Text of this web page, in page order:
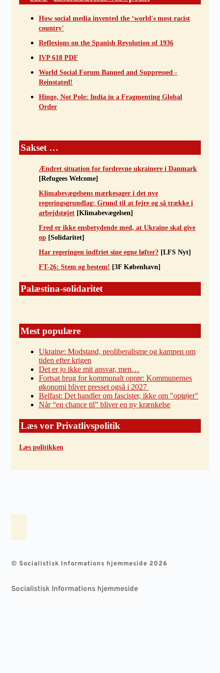
How social media invented the ‘world's most racist
country'
Reflexions on the Spanish Revolution of 1936
IVP 618 PDF
World Social Forum Banned and Suppressed -
Reinstated!
Hinge, Not Pole: India in a Fragmenting Global
Order
Sakset …
Ændret situation for fordrevne ukrainere i Danmark
[Refugees Welcome]
Klimabevægelsens mærkesager i det nye
regeringsgrundlag: Grund til at fejre og så trække i
arbejdstøjet [Klimabevægelsen]
Fred er ikke ensbetydende med, at Ukraine skal give
op [Solidaritet]
Har regeringen indfriet sine egne løfter? [LFS Nyt]
FT-26: Stem og bestem! [3F København]
Palæstina-solidaritet
Mest populære
Ukraine: Modstand, neoliberalisme og kampen om
tiden efter krigen
Det er jo ikke mit ansvar, men…
Fortsat brug for kommunalt oprør: Kommunernes
økonomi bliver presset også i 2027
Belfast: Det handler om fascister, ikke om "optøjer"
Når “en chance til” bliver en ny krænkelse
Læs vor Privatlivspolitik
Læs politikken
© Socialistisk Informations hjemmeside 2026
Socialistisk Informations hjemmeside